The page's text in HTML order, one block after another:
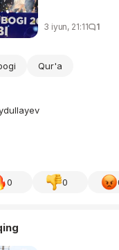
3 iyun, 21:11 1
Qur'a
0 0